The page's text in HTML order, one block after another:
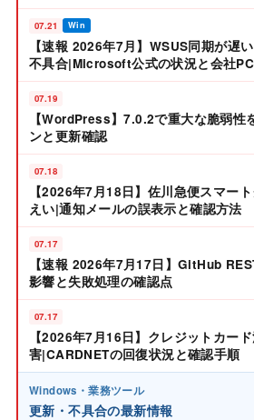
07.21 Win
【速報 2026年7月】WSUS同期が遅
不具合|Microsoft公式の状況と会社
07.19
【WordPress】7.0.2で重大な脆弱性
ンと更新確認
07.18
【2026年7月18日】佐川急便スマー
えい|通知メールの誤表示と確認方法
07.17
【速報 2026年7月17日】GitHub
影響と失敗処理の確認点
07.17
【2026年7月16日】クレジットカー
害|CARDNETの回復状況と確認手順
Windows・業務ツール
更新・不具合の最新情報